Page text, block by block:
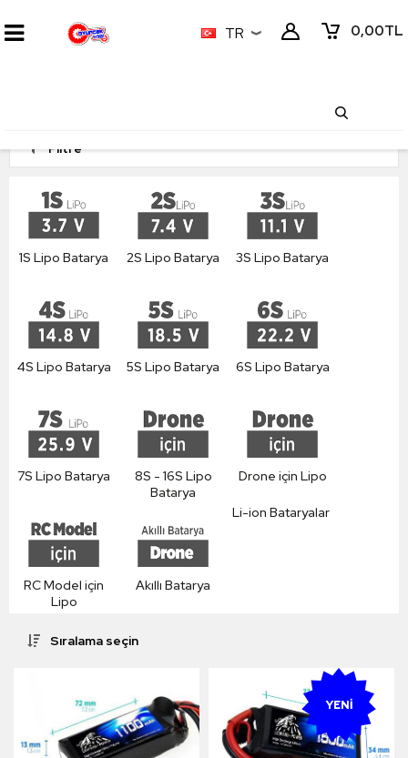
0,00TL
TR
Filtre
1S Lipo Batarya 2S Lipo Batarya 3S Lipo Batarya
4S Lipo Batarya 5S Lipo Batarya 6S Lipo Batarya
7S Lipo Batarya
8S - 16S Lipo
Batarya
Drone için Lipo
RC Model için
Lipo
Akıllı Batarya
Li-ion Bataryalar
Sıralama seçin
YENI